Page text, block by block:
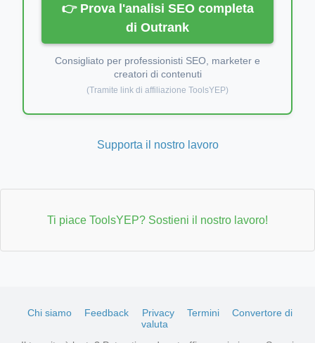
👉 Prova l'analisi SEO completa
di Outrank
Consigliato per professionisti SEO, marketer e
creatori di contenuti
(Tramite link di affiliazione ToolsYEP)
Supporta il nostro lavoro
Ti piace ToolsYEP? Sostieni il nostro lavoro!
Chi siamo Feedback Privacy Termini
Convertore di
valuta